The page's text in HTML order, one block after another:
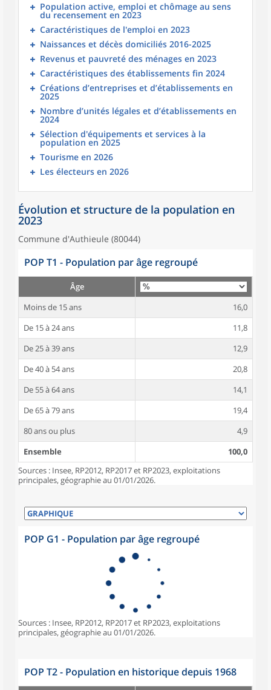
Population active, emploi et chômage au sens
du recensement en 2023
Caractéristiques de l'emploi en 2023
Naissances et décès domiciliés 2016-2025
Revenus et pauvreté des ménages en 2023
Caractéristiques des établissements fin 2024
Créations d’entreprises et d’établissements en
2025
Nombre d’unités légales et d’établissements en
2024
Sélection d'équipements et services à la
population en 2025
Tourisme en 2026
Les électeurs en 2026
Évolution et structure de la population en
2023
Commune d'Authieule (80044)
POP T1 - Population par âge regroupé
Âge
Moins de 15 ans
16,0
De 15 à 24 ans
11,8
De 25 à 39 ans
12,9
De 40 à 54 ans
20,8
De 55 à 64 ans
14,1
De 65 à 79 ans
19,4
80 ans ou plus
4,9
Ensemble
100,0
Sources : Insee, RP2012, RP2017 et RP2023, exploitations
principales, géographie au 01/01/2026.
POP G1 - Population par âge regroupé
Sources : Insee, RP2012, RP2017 et RP2023, exploitations
principales, géographie au 01/01/2026.
POP T2 - Population en historique depuis 1968